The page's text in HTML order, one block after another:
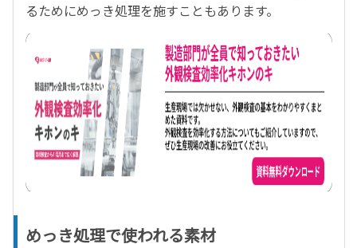
るためにめっき処理を施すこともあります。
めっき処理で使われる素材